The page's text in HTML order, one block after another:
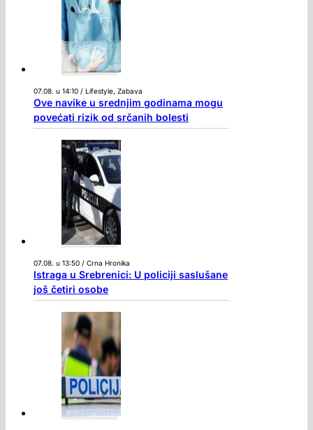
07.08. u 14:10 / Lifestyle, Zabava
Ove navike u srednjim godinama mogu
povećati rizik od srčanih bolesti
07.08. u 13:50 / Crna Hronika
Istraga u Srebrenici: U policiji saslušane
još četiri osobe